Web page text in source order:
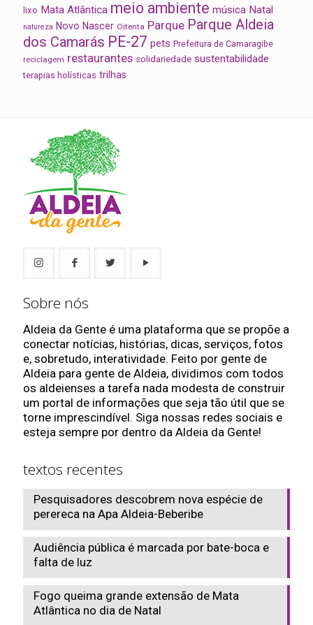
lixo Mata Atlântica meio ambiente música Natal
natureza Novo Nascer Oitenta Parque Parque Aldeia
dos Camarás PE-27 pets Prefeitura de Camaragibe
reciclagem restaurantes solidariedade sustentabilidade
terapias holísticas trilhas
Sobre nós
Aldeia da Gente é uma plataforma que se propõe a
conectar notícias, histórias, dicas, serviços, fotos
e, sobretudo, interatividade. Feito por gente de
Aldeia para gente de Aldeia, dividimos com todos
os aldeienses a tarefa nada modesta de construir
um portal de informações que seja tão útil que se
torne imprescindível. Siga nossas redes sociais e
esteja sempre por dentro da Aldeia da Gente!
textos recentes
Pesquisadores descobrem nova espécie de
perereca na Apa Aldeia-Beberibe
Audiência pública é marcada por bate-boca e
falta de luz
Fogo queima grande extensão de Mata
Atlântica no dia de Natal